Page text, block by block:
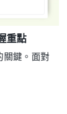
重點
關鍵。面對